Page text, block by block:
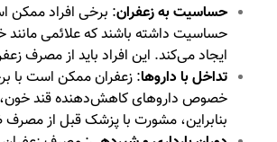
حساسیت به زعفران: برخی افراد ممکن
حساسیت داشته باشند که علائمی مانند
ایجاد می‌کند. این افراد باید از مصرف
تداخل با داروها: زعفران ممکن است با
خصوص داروهای کاهش‌دهنده قند خون،
بنابراین، مشورت با پزشک قبل از